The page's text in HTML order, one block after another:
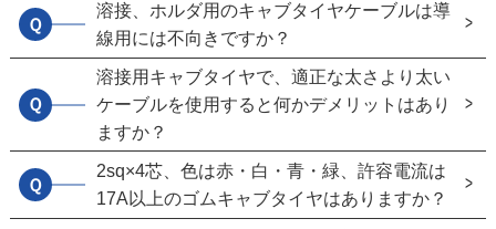
Ｑ
溶接、ホルダ用のキャブタイヤケーブルは導
線用には不向きですか？
Ｑ
溶接用キャブタイヤで、適正な太さより太い
ケーブルを使用すると何かデメリットはあり
ますか？
Ｑ
2sq×4芯、色は赤・白・青・緑、許容電流は
17A以上のゴムキャブタイヤはありますか？